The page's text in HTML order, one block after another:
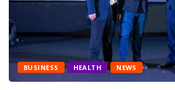
BUSINESS HEALTH NEWS